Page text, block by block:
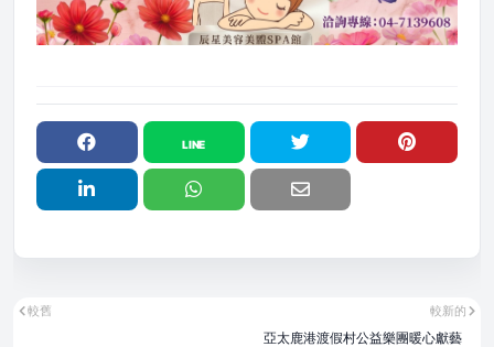
較新的
亞太鹿港渡假村公益樂團暖心獻藝
較舊